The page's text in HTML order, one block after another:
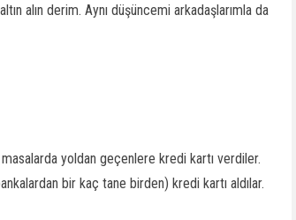
alın derim. Aynı düşüncemi arkadaşlarımla da
yoldan geçenlere kredi kartı verdiler.
bir kaç tane birden) kredi kartı aldılar.